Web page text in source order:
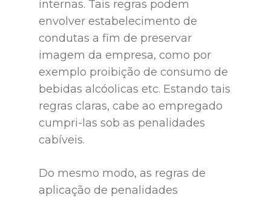
internas. Tais regras podem
envolver estabelecimento de
condutas a fim de preservar
imagem da empresa, como por
exemplo proibição de consumo de
bebidas alcóolicas etc. Estando tais
regras claras, cabe ao empregado
cumpri-las sob as penalidades
cabíveis.
Do mesmo modo, as regras de
aplicação de penalidades